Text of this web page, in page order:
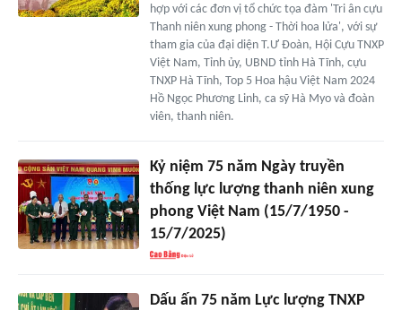
hợp với các đơn vị tổ chức tọa đàm 'Tri ân cựu
Thanh niên xung phong - Thời hoa lửa', với sự
tham gia của đại diện T.Ư Đoàn, Hội Cựu TNXP
Việt Nam, Tỉnh ủy, UBND tỉnh Hà Tĩnh, cựu
TNXP Hà Tĩnh, Top 5 Hoa hậu Việt Nam 2024
Hồ Ngọc Phương Linh, ca sỹ Hà Myo và đoàn
viên, thanh niên.
Kỷ niệm 75 năm Ngày truyền
thống lực lượng thanh niên xung
phong Việt Nam (15/7/1950 -
15/7/2025)
Dấu ấn 75 năm Lực lượng TNXP